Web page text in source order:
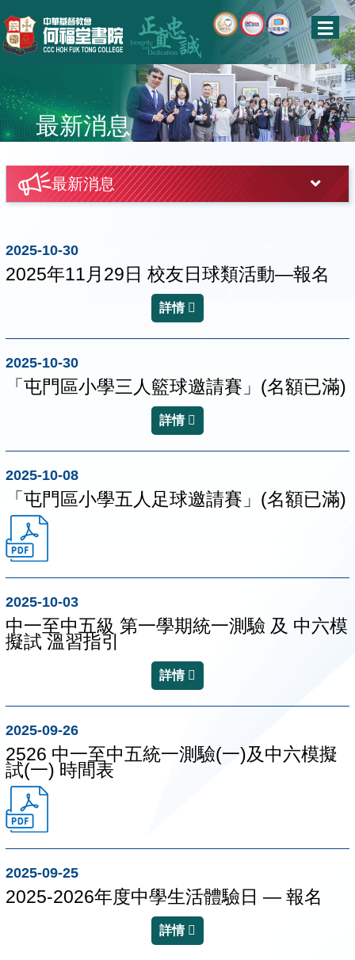
最新消息
最新消息
2025-10-30
2025年11月29日 校友日球類活動—報名
詳情
2025-10-30
「屯門區小學三人籃球邀請賽」(名額已滿)
詳情
2025-10-08
「屯門區小學五人足球邀請賽」(名額已滿)
2025-10-03
中一至中五級 第一學期統一測驗 及 中六模
擬試 溫習指引
詳情
2025-09-26
2526 中一至中五統一測驗(一)及中六模擬
試(一) 時間表
2025-09-25
2025-2026年度中學生活體驗日 — 報名
詳情